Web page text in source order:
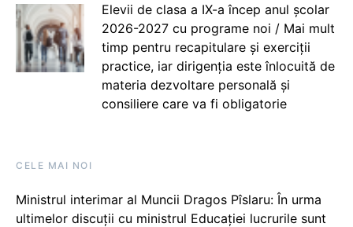
Elevii de clasa a IX-a încep anul școlar
2026-2027 cu programe noi / Mai mult
timp pentru recapitulare și exerciții
practice, iar dirigenția este înlocuită de
materia dezvoltare personală și
consiliere care va fi obligatorie
CELE MAI NOI
Ministrul interimar al Muncii Dragos Pîslaru: În urma
ultimelor discuții cu ministrul Educației lucrurile sunt